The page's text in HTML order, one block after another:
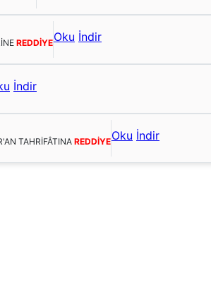
REDDİYEOku İndir
İndir
TAHRİFÂTINA REDDİYEOku İndir